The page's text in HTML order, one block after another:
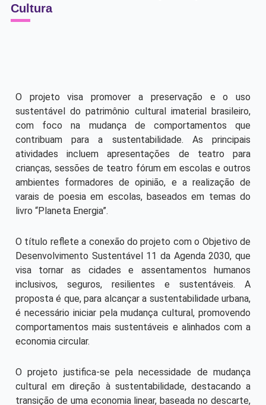
Cultura
O projeto visa promover a preservação e o uso
sustentável do patrimônio cultural imaterial brasileiro,
com foco na mudança de comportamentos que
contribuam para a sustentabilidade. As principais
atividades incluem apresentações de teatro para
crianças, sessões de teatro fórum em escolas e outros
ambientes formadores de opinião, e a realização de
varais de poesia em escolas, baseados em temas do
livro “Planeta Energia”.
O título reflete a conexão do projeto com o Objetivo de
Desenvolvimento Sustentável 11 da Agenda 2030, que
visa tornar as cidades e assentamentos humanos
inclusivos, seguros, resilientes e sustentáveis. A
proposta é que, para alcançar a sustentabilidade urbana,
é necessário iniciar pela mudança cultural, promovendo
comportamentos mais sustentáveis e alinhados com a
economia circular.
O projeto justifica-se pela necessidade de mudança
cultural em direção à sustentabilidade, destacando a
transição de uma economia linear, baseada no descarte,